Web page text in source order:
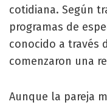
cotidiana. Según
programas de
conocido a través
comenzaron una
Aunque la pareja